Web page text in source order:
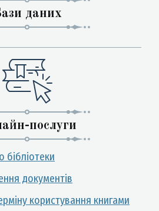
даних
послуги
документів
користування книгами